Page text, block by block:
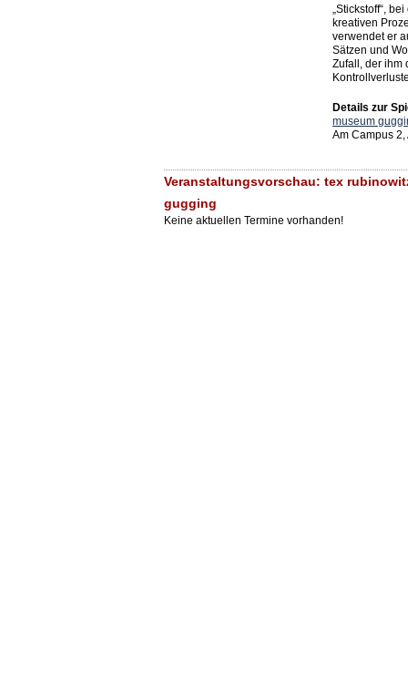
„Stickstoff“,
kreativen
verwendet er
Sätzen und
Zufall, der ihm
Details zur
museum
Am Campus
Veranstaltungsvorschau: tex
gugging
Keine aktuellen Termine vorhanden!